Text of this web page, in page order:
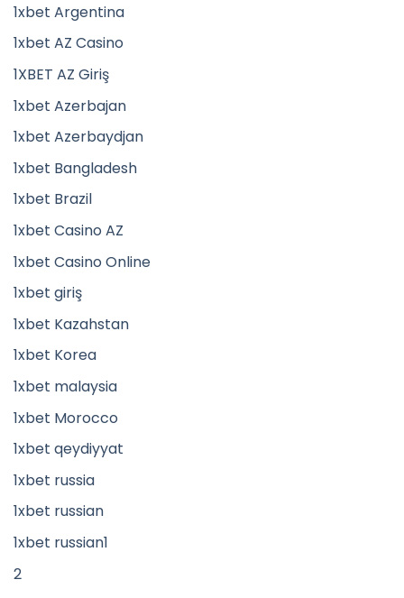
1xbet Argentina
1xbet AZ Casino
1XBET AZ Giriş
1xbet Azerbajan
1xbet Azerbaydjan
1xbet Bangladesh
1xbet Brazil
1xbet Casino AZ
1xbet Casino Online
1xbet giriş
1xbet Kazahstan
1xbet Korea
1xbet malaysia
1xbet Morocco
1xbet qeydiyyat
1xbet russia
1xbet russian
1xbet russian1
2